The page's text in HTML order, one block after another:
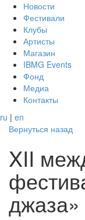
Новости
Фестивали
Клубы
Артисты
Магазин
IBMG Events
Фонд
Медиа
Контакты
ru | en
Вернуться назад
XII
джаза»